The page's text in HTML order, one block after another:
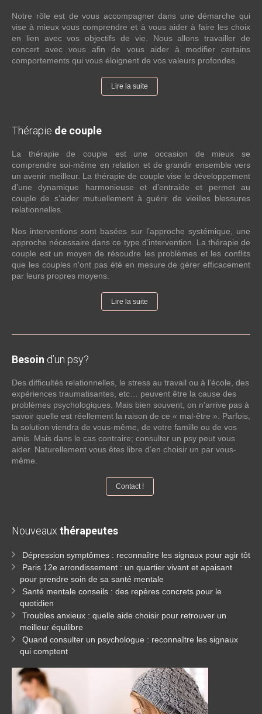
Notre rôle est de vous accompagner dans une démarche qui
vise à mieux vous comprendre et à vous aider à faire les choix
en lien avec vos objectifs de vie. Nous allons travailler de
concert avec vous afin de vous aider à modifier certains
comportements qui vous éloignent de vos valeurs profondes.
Lire la suite
Thérapie de couple
La thérapie de couple est une occasion de mieux se
comprendre soi-même en relation et de grandir ensemble vers
un avenir meilleur. La thérapie de couple vise le développement
d’une dynamique harmonieuse et d’entraide et permet au
couple de s’aider mutuellement à guérir de vieilles blessures
relationnelles.
Nos interventions sont basées sur l’approche systémique, une
approche nécessaire dans ce type d’intervention. La thérapie de
couple est un moyen de résoudre les problèmes et les conflits
que les couples n'ont pas été en mesure de gérer efficacement
par leurs propres moyens.
Lire la suite
Besoin d’un psy?
Des difficultés relationnelles, le stress au travail ou à l’école, des
expériences traumatisantes, etc… peuvent être la cause des
problèmes psychologiques. Mais bien souvent, on n’arrive pas à
savoir quelle est réellement la raison de ce « mal-être ». Parfois,
la solution viendra de vous-même, de votre famille ou de vos
amis. Mais dans le cas contraire; consulter un psy peut vous
aider. Naturellement vous êtes libre d’en choisir un par vous-
même.
Contact !
Nouveaux thérapeutes
Dépression symptômes : reconnaître les signaux pour agir tôt
Paris 12e arrondissement : un quartier vivant et apaisant
pour prendre soin de sa santé mentale
Santé mentale conseils : des repères concrets pour le
quotidien
Troubles anxieux : quelle aide choisir pour retrouver un
meilleur équilibre
Quand consulter un psychologue : reconnaître les signaux
qui comptent